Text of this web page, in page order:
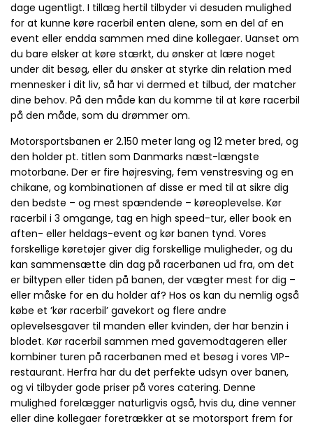
dage ugentligt. I tillæg hertil tilbyder vi desuden mulighed
for at kunne køre racerbil enten alene, som en del af en
event eller endda sammen med dine kollegaer. Uanset om
du bare elsker at køre stærkt, du ønsker at lære noget
under dit besøg, eller du ønsker at styrke din relation med
mennesker i dit liv, så har vi dermed et tilbud, der matcher
dine behov. På den måde kan du komme til at køre racerbil
på den måde, som du drømmer om.
Motorsportsbanen er 2.150 meter lang og 12 meter bred, og
den holder pt. titlen som Danmarks næst-længste
motorbane. Der er fire højresving, fem venstresving og en
chikane, og kombinationen af disse er med til at sikre dig
den bedste – og mest spændende – køreoplevelse. Kør
racerbil i 3 omgange, tag en high speed-tur, eller book en
aften- eller heldags-event og kør banen tynd. Vores
forskellige køretøjer giver dig forskellige muligheder, og du
kan sammensætte din dag på racerbanen ud fra, om det
er biltypen eller tiden på banen, der vægter mest for dig –
eller måske for en du holder af? Hos os kan du nemlig også
købe et ’kør racerbil’ gavekort og flere andre
oplevelsesgaver til manden eller kvinden, der har benzin i
blodet. Kør racerbil sammen med gavemodtageren eller
kombiner turen på racerbanen med et besøg i vores VIP-
restaurant. Herfra har du det perfekte udsyn over banen,
og vi tilbyder gode priser på vores catering. Denne
mulighed forelægger naturligvis også, hvis du, dine venner
eller dine kollegaer foretrækker at se motorsport frem for